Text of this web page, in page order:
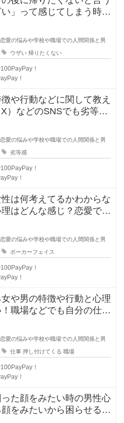
」って感じてしまう時が
ないと言う
愛の悩みや学校や職場での人間関係と男
ウザい 帰りたくない
！
！
や行動などに関して教え
）などのSNSでも劣等感
愛の悩みや学校や職場での人間関係と男
劣等感
！
！
は何考えてるかわからな
はどんな感じ？恋愛では
ってモテる
愛の悩みや学校や職場での人間関係と男
ポーカーフェイス
！
！
や男の特徴や行動と心理
職場などでも自分の仕事
る人ってい
愛の悩みや学校や職場での人間関係と男
仕事 押し付けてくる 職場
！
！
た顔をみたい時の男性心
をみたいから困らせる男